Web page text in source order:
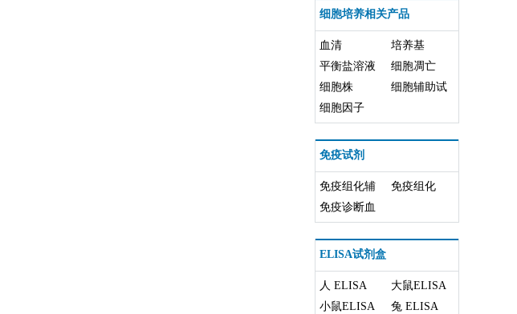
细胞培养相关产品
血清
培养基
平衡盐溶液
细胞凋亡
细胞株
细胞辅助试
细胞因子
免疫试剂
免疫组化辅
助试剂
免疫组化
免疫诊断血
ELISA试剂盒
人 ELISA
大鼠ELISA
小鼠ELISA
兔 ELISA